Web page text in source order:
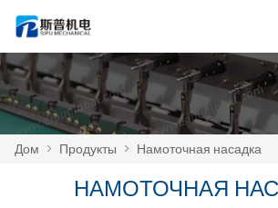
Дом > Продукты > Намоточная насадка
НАМОТОЧНАЯ